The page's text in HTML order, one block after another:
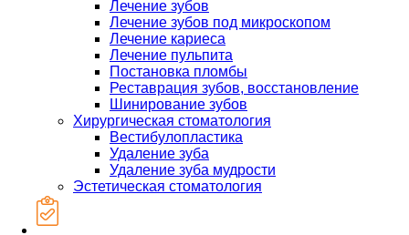
Лечение зубов
Лечение зубов под микроскопом
Лечение кариеса
Лечение пульпита
Постановка пломбы
Реставрация зубов, восстановление
Шинирование зубов
Хирургическая стоматология
Вестибулопластика
Удаление зуба
Удаление зуба мудрости
Эстетическая стоматология